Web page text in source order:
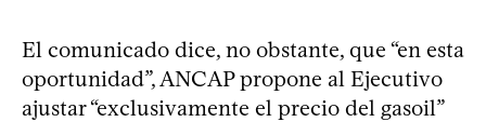
El comunicado dice, no obstante, que “en esta
oportunidad”, ANCAP propone al Ejecutivo
ajustar “exclusivamente el precio del gasoil”